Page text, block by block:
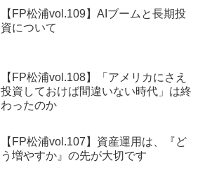
【FP松浦vol.109】AIブームと長期投
資について
【FP松浦vol.108】「アメリカにさえ
投資しておけば間違いない時代」は終
わったのか
【FP松浦vol.107】資産運用は、『ど
う増やすか』の先が大切です